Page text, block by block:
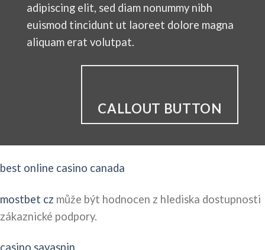
adipiscing elit, sed diam nonummy nibh
euismod tincidunt ut laoreet dolore magna
aliquam erat volutpat.
CALLOUT BUTTON
best online casino canada
mostbet cz může být hodnocen z hlediska dostupnosti
zákaznické podpory.
casino savaspin